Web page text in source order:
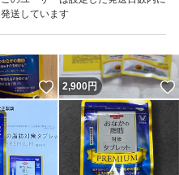
発送しています
いいね！
2,900円